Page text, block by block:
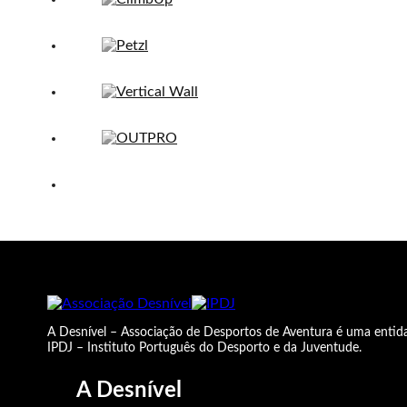
A Desnível – Associação de Desportos de Aventura é uma
IPDJ – Instituto Português do Desporto e da Juventude.
A Desnível